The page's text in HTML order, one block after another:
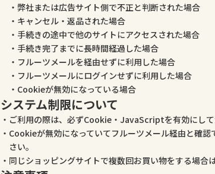
弊社または広告サイト側で不正と判断された場合
キャンセル・返品された場合
手続きの途中で他のサイトにアクセスされた場合
手続き完了までに長時間経過した場合
フルーツメールを経由せずに利用した場合
フルーツメールにログインせずに利用した場合
Cookieが無効になっている場合
システム制限について
ご利用の際は、必ずCookie・JavaScriptを有効にして
Cookieが無効になっていてフルーツメール経由と確
さい。
同じショッピングサイトで複数回お買い物をする場合